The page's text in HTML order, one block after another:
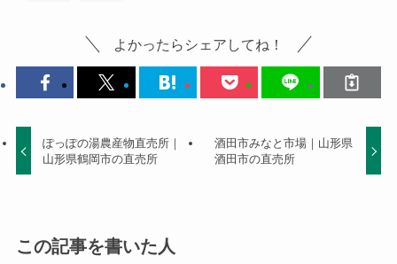
よかったらシェアしてね！
ぽっぽの湯農産物直売所｜
山形県鶴岡市の直売所
酒田市みなと市場｜山形県
酒田市の直売所
この記事を書いた人